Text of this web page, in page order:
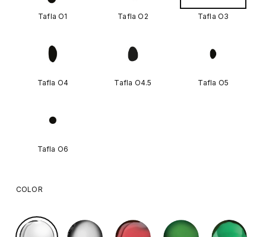
Tafla O1 Tafla O2 Tafla O3
Tafla O4 Tafla O4.5 Tafla O5
Tafla O6
COLOR